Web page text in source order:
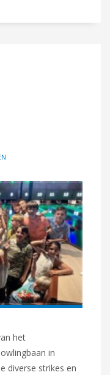
het
in
diverse strikes en